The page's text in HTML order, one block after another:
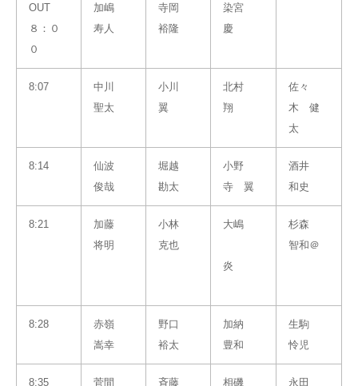
OUT
８：０
０
加嶋
寿人
寺岡
裕隆
染宮
慶
8:07
中川
聖太
小川
翼
北村
翔
佐々
木 健
太
8:14
仙波
俊哉
堀越
勘太
小野
寺 翼
酒井
和史
8:21
加藤
将明
小林
克也
大嶋
炎
杉森
智和＠
8:28
赤嶺
嵩幸
野口
裕太
加納
豊和
生駒
怜児
8:35
菅間
斉藤
相磯
永田